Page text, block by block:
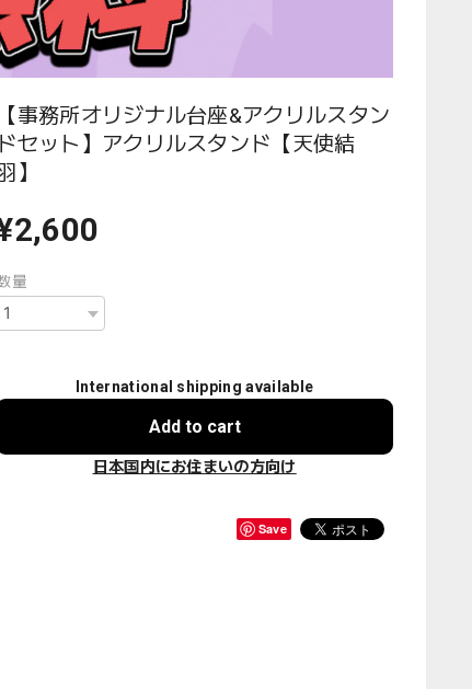
【事務所オリジナル台座&アクリルスタン
ドセット】アクリルスタンド【天使結
】
量
International shipping available
Add to cart
日本国内にお住まいの方向け
Save